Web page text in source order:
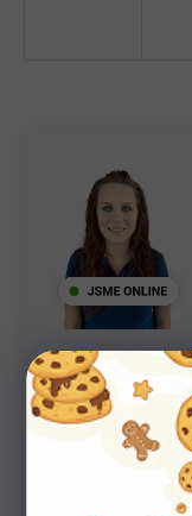
Potřebujete
Nechte nám na
poradíme